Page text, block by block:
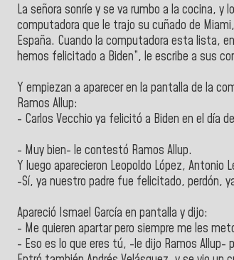
La señora sonríe y se va rumbo a la cocina,
computadora que le trajo su cuñado de
España. Cuando la computadora esta lista,
hemos felicitado a Biden”, le escribe a sus
Y empiezan a aparecer en la pantalla de la
Ramos Allup:
- Carlos Vecchio ya felicitó a Biden en el día
- Muy bien- le contestó Ramos Allup.
Y luego aparecieron Leopoldo López, Antonio
-Sí, ya nuestro padre fue felicitado, perdón,
Apareció Ismael García en pantalla y dijo:
- Me quieren apartar pero siempre me les
- Eso es lo que eres tú, -le dijo Ramos Allup-